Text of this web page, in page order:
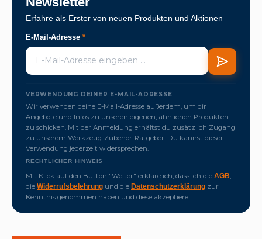
Erfahre als Erster von neuen Produkten und Aktionen
E-Mail-Adresse *
VERWENDUNG DEINER E-MAIL-ADRESSE
Wir verwenden deine E-Mail-Adresse außerdem, um dir
Angebote und Infos zu unseren eigenen, ähnlichen Produkten
zu schicken. Mit der Anmeldung erhältst du zusätzlich Zugang
zu unserem Werkzeug-Zubehör-Ratgeber. Du kannst dieser
Verwendung jederzeit widersprechen.
RECHTLICHER HINWEIS
Mit Klick auf den Button "Weiter" erkläre ich, dass ich die AGB
die Widerrufsbelehrung und die Datenschutzerklärung zur
Kenntnis genommen haben und diese akzeptiere.